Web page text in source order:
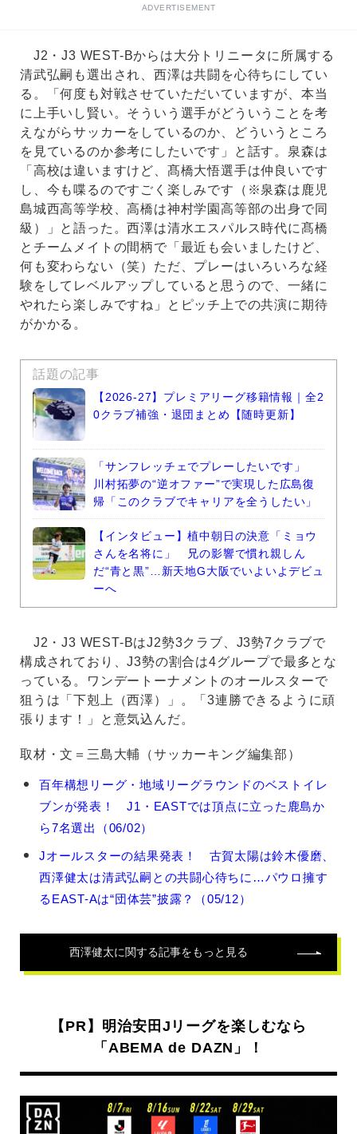
ADVERTISEMENT
J2・J3 WEST-Bからは大分トリニータに所属する
清武弘嗣も選出され、西澤は共闘を心待ちにしてい
る。「何度も対戦させていただいていますが、本当
に上手いし賢い。そういう選手がどういうことを考
えながらサッカーをしているのか、どういうところ
を見ているのか参考にしたいです」と話す。泉森は
「高校は違いますけど、髙橋大悟選手は仲良いです
し、今も喋るのですごく楽しみです（※泉森は鹿児
島城西高等学校、高橋は神村学園高等部の出身で同
級）」と語った。西澤は清水エスパルス時代に髙橋
とチームメイトの間柄で「最近も会いましたけど、
何も変わらない（笑）ただ、プレーはいろいろな経
験をしてレベルアップしていると思うので、一緒に
やれたら楽しみですね」とピッチ上での共演に期待
がかかる。
話題の記事
【2026-27】プレミアリーグ移籍情報｜全2
0クラブ補強・退団まとめ【随時更新】
「サンフレッチェでプレーしたいです」
川村拓夢の“逆オファー”で実現した広島復
帰「このクラブでキャリアを全うしたい」
【インタビュー】植中朝日の決意「ミョウ
さんを名将に」 兄の影響で慣れ親しん
だ“青と黒”…新天地G大阪でいよいよデビュ
ーへ
J2・J3 WEST-BはJ2勢3クラブ、J3勢7クラブで
構成されており、J3勢の割合は4グループで最多とな
っている。ワンデートーナメントのオールスターで
狙うは「下剋上（西澤）」。「3連勝できるように頑
張ります！」と意気込んだ。
取材・文＝三島大輔（サッカーキング編集部）
西
関
百年構想リーグ・地域リーグラウンドのベストイレ
ブンが発表！ J1・EASTでは頂点に立った鹿島か
ら7名選出（06/02）
Jオールスターの結果発表！ 古賀太陽は鈴木優磨、
西澤健太は清武弘嗣との共闘心待ちに…パウロ擁す
るEAST-Aは“団体芸”披露？（05/12）
西澤健太に関する記事をもっと見る
【PR】明治安田Jリーグを楽しむなら
「ABEMA de DAZN」！